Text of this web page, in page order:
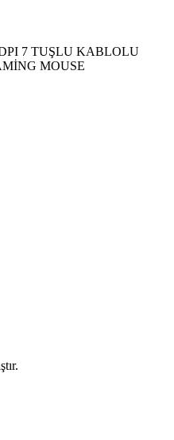
7 TUŞLU KABLOLU
MOUSE